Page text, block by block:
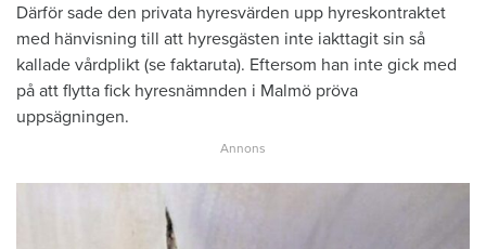
Därför sade den privata hyresvärden upp hyreskontraktet
med hänvisning till att hyresgästen inte iakttagit sin så
kallade vårdplikt (se faktaruta). Eftersom han inte gick med
på att flytta fick hyresnämnden i Malmö pröva
uppsägningen.